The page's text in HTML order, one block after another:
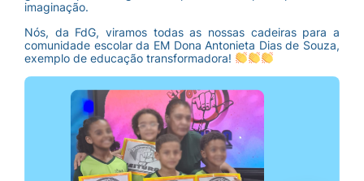
imaginação.
Nós, da FdG, viramos todas as nossas cadeiras para a
comunidade escolar da EM Dona Antonieta Dias de Souza,
exemplo de educação transformadora!